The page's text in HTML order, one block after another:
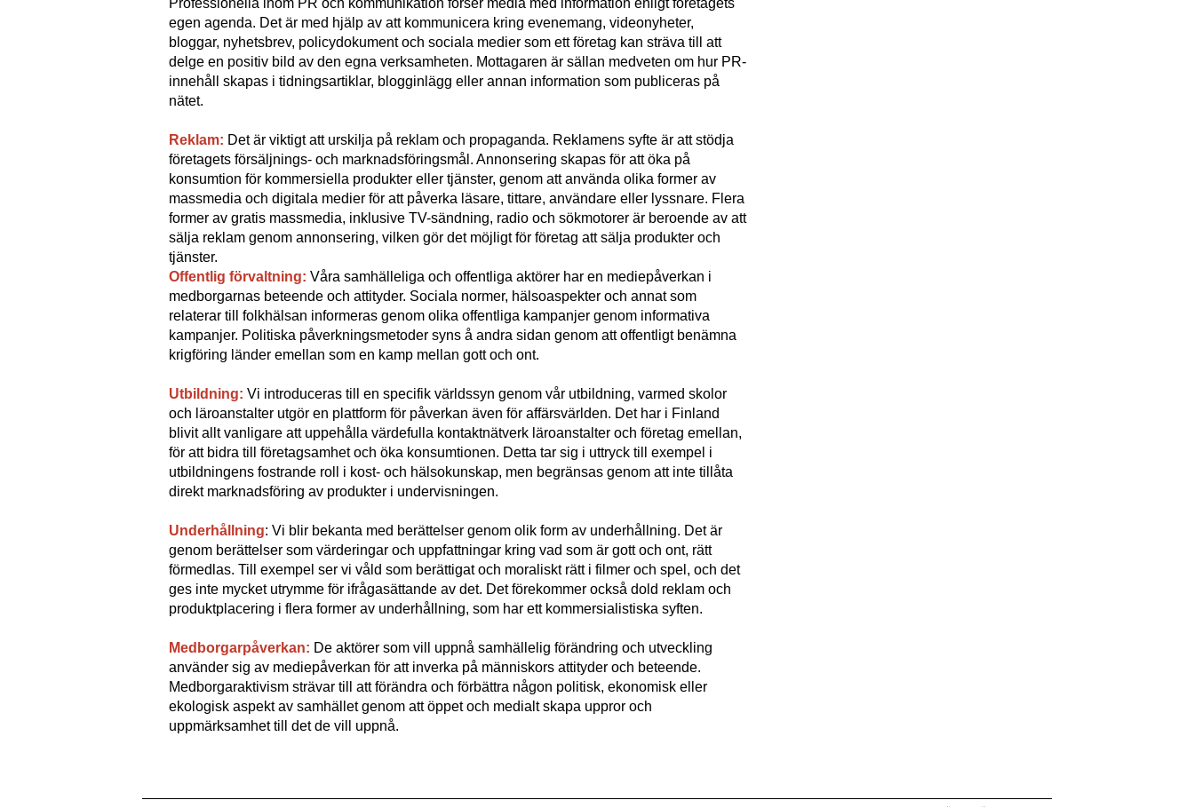
Professionella inom PR och kommunikation förser media med information enligt företagets
egen agenda. Det är med hjälp av att kommunicera kring evenemang, videonyheter,
bloggar, nyhetsbrev, policydokument och sociala medier som ett företag kan sträva till att
delge en positiv bild av den egna verksamheten. Mottagaren är sällan medveten om hur PR-
innehåll skapas i tidningsartiklar, blogginlägg eller annan information som publiceras på
nätet.
Reklam: Det är viktigt att urskilja på reklam och propaganda. Reklamens syfte är att stödja
företagets försäljnings- och marknadsföringsmål. Annonsering skapas för att öka på
konsumtion för kommersiella produkter eller tjänster, genom att använda olika former av
massmedia och digitala medier för att påverka läsare, tittare, användare eller lyssnare. Flera
former av gratis massmedia, inklusive TV-sändning, radio och sökmotorer är beroende av att
sälja reklam genom annonsering, vilken gör det möjligt för företag att sälja produkter och
tjänster.
Offentlig förvaltning: Våra samhälleliga och offentliga aktörer har en mediepåverkan i
medborgarnas beteende och attityder. Sociala normer, hälsoaspekter och annat som
relaterar till folkhälsan informeras genom olika offentliga kampanjer genom informativa
kampanjer. Politiska påverkningsmetoder syns å andra sidan genom att offentligt benämna
krigföring länder emellan som en kamp mellan gott och ont.
Utbildning: Vi introduceras till en specifik världssyn genom vår utbildning, varmed skolor
och läroanstalter utgör en plattform för påverkan även för affärsvärlden. Det har i Finland
blivit allt vanligare att uppehålla värdefulla kontaktnätverk läroanstalter och företag emellan,
för att bidra till företagsamhet och öka konsumtionen. Detta tar sig i uttryck till exempel i
utbildningens fostrande roll i kost- och hälsokunskap, men begränsas genom att inte tillåta
direkt marknadsföring av produkter i undervisningen.
Underhållning: Vi blir bekanta med berättelser genom olik form av underhållning. Det är
genom berättelser som värderingar och uppfattningar kring vad som är gott och ont, rätt
förmedlas. Till exempel ser vi våld som berättigat och moraliskt rätt i filmer och spel, och det
ges inte mycket utrymme för ifrågasättande av det. Det förekommer också dold reklam och
produktplacering i flera former av underhållning, som har ett kommersialistiska syften.
Medborgarpåverkan: De aktörer som vill uppnå samhällelig förändring och utveckling
använder sig av mediepåverkan för att inverka på människors attityder och beteende.
Medborgaraktivism strävar till att förändra och förbättra någon politisk, ekonomisk eller
ekologisk aspekt av samhället genom att öppet och medialt skapa uppror och
uppmärksamhet till det de vill uppnå.